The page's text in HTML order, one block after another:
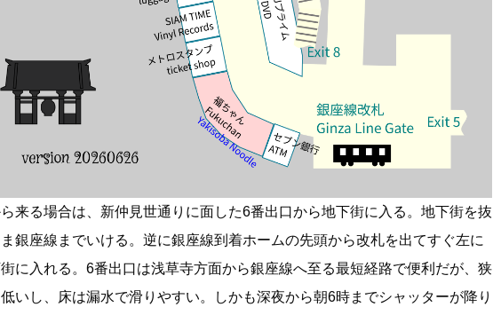
来る場合は、新仲見世通りに面した6番出口から地下街に入る。地下街を抜
銀座線までいける。逆に銀座線到着ホームの先頭から改札を出てすぐ左に
に入れる。6番出口は浅草寺方面から銀座線へ至る最短経路で便利だが、狭
いし、床は漏水で滑りやすい。しかも深夜から朝6時までシャッターが降り